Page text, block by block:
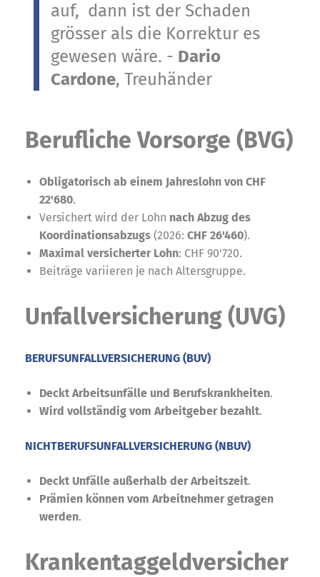
auf, dann ist der Schaden
grösser als die Korrektur es
gewesen wäre. - Dario
Cardone, Treuhänder
Berufliche Vorsorge (BVG)
Obligatorisch ab einem Jahreslohn von CHF
22'680.
Versichert wird der Lohn nach Abzug des
Koordinationsabzugs (2026: CHF 26'460).
Maximal versicherter Lohn: CHF 90'720.
Beiträge variieren je nach Altersgruppe.
Unfallversicherung (UVG)
BERUFSUNFALLVERSICHERUNG (BUV)
Deckt Arbeitsunfälle und Berufskrankheiten.
Wird vollständig vom Arbeitgeber bezahlt.
NICHTBERUFSUNFALLVERSICHERUNG (NBUV)
Deckt Unfälle außerhalb der Arbeitszeit.
Prämien können vom Arbeitnehmer getragen
werden.
Krankentaggeldversicher